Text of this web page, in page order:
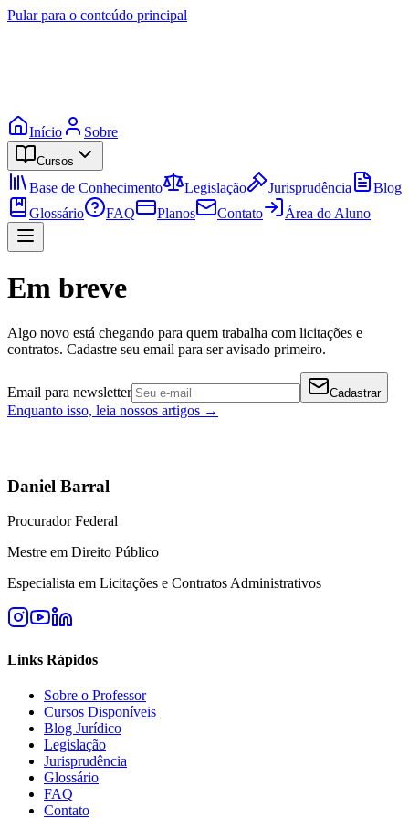
Pular para o conteúdo principal
Início Sobre
Cursos
Base de Conhecimento Legislação Jurisprudência
Blog
Glossário
FAQ Planos Contato Área do Aluno
Em breve
Algo novo está chegando para quem trabalha com licitações e
contratos. Cadastre seu email para ser avisado primeiro.
Email para newsletter Cadastrar
Enquanto isso, leia nossos artigos →
Daniel Barral
Procurador Federal
Mestre em Direito Público
Especialista em Licitações e Contratos Administrativos
Links Rápidos
Sobre o Professor
Cursos Disponíveis
Blog Jurídico
Legislação
Jurisprudência
Glossário
FAQ
Contato